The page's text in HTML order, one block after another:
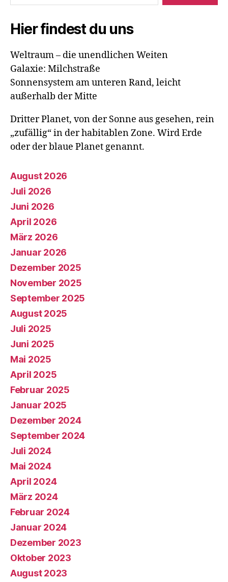
Hier findest du uns
Weltraum – die unendlichen Weiten
Galaxie: Milchstraße
Sonnensystem am unteren Rand, leicht
außerhalb der Mitte
Dritter Planet, von der Sonne aus gesehen, rein
„zufällig“ in der habitablen Zone. Wird Erde
oder der blaue Planet genannt.
August 2026
Juli 2026
Juni 2026
April 2026
März 2026
Januar 2026
Dezember 2025
November 2025
September 2025
August 2025
Juli 2025
Juni 2025
Mai 2025
April 2025
Februar 2025
Januar 2025
Dezember 2024
September 2024
Juli 2024
Mai 2024
April 2024
März 2024
Februar 2024
Januar 2024
Dezember 2023
Oktober 2023
August 2023